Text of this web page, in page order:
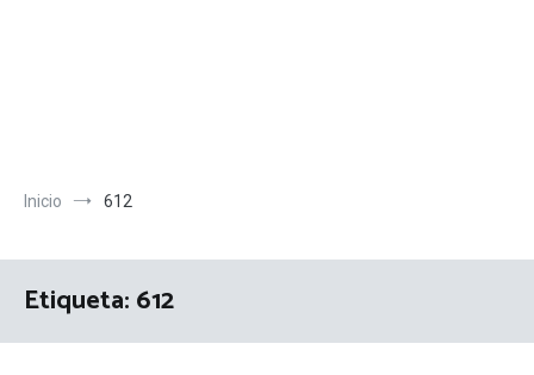
Inicio 612
Etiqueta:612